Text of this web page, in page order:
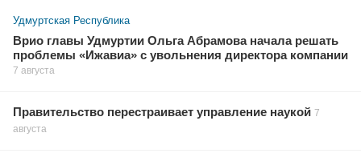
Удмуртская Республика
Врио главы Удмуртии Ольга Абрамова начала решать
проблемы «Ижавиа» с увольнения директора компании
7 августа
Правительство перестраивает управление наукой 7
августа